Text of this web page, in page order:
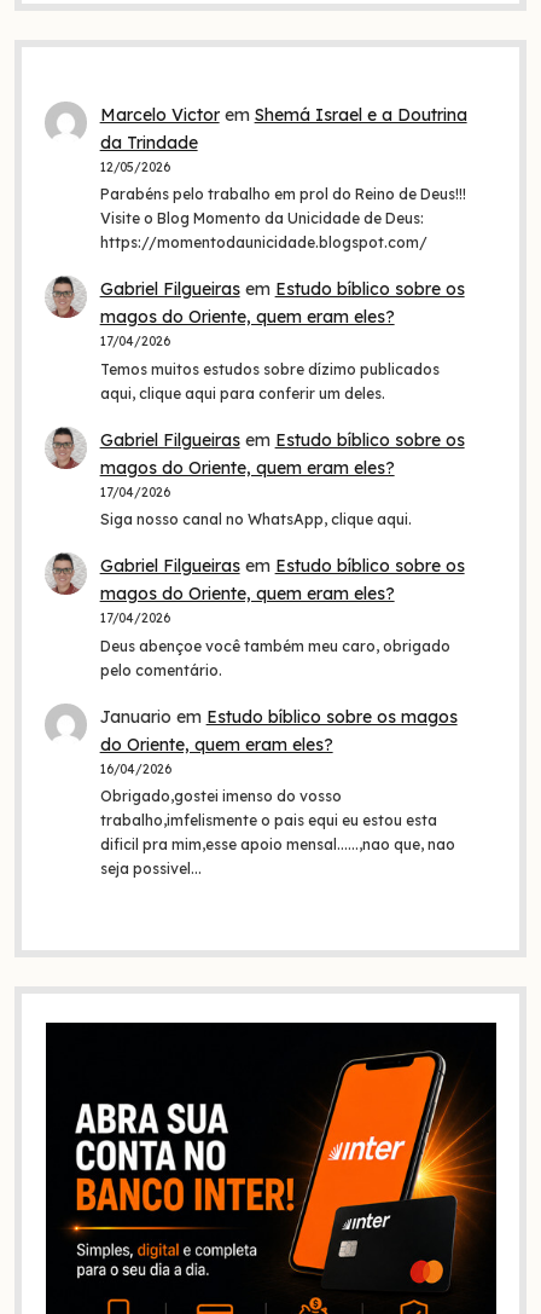
Marcelo Victorem Shemá Israel e a Doutrina
da Trindade
12/05/2026
Parabéns pelo trabalho em prol do Reino de Deus!!!
Visite o Blog Momento da Unicidade de Deus:
https://momentodaunicidade.blogspot.com/
Gabriel Filgueirasem Estudo bíblico sobre os
magos do Oriente, quem eram eles?
17/04/2026
Temos muitos estudos sobre dízimo publicados
aqui, clique aqui para conferir um deles.
Gabriel Filgueirasem Estudo bíblico sobre os
magos do Oriente, quem eram eles?
17/04/2026
Siga nosso canal no WhatsApp, clique aqui.
Gabriel Filgueirasem Estudo bíblico sobre os
magos do Oriente, quem eram eles?
17/04/2026
Deus abençoe você também meu caro, obrigado
pelo comentário.
Januario em Estudo bíblico sobre os magos
do Oriente, quem eram eles?
16/04/2026
Obrigado,gostei imenso do vosso
trabalho,imfelismente o pais equi eu estou esta
dificil pra mim,esse apoio mensal......,nao que, nao
seja possivel…